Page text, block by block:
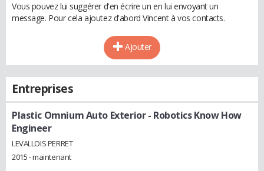
Vous pouvez lui suggérer d'en écrire un en lui envoyant un
message. Pour cela ajoutez d'abord Vincent à vos contacts.
Ajouter
Entreprises
Plastic Omnium Auto Exterior- Robotics Know How
Engineer
LEVALLOIS PERRET
2015 - maintenant